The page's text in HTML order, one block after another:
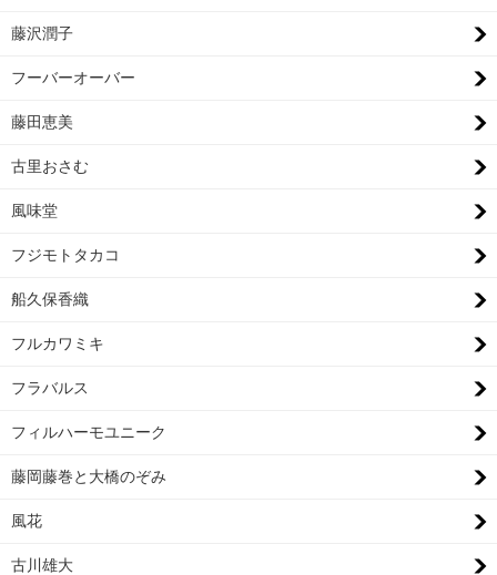
藤沢潤子
フーバーオーバー
藤田恵美
古里おさむ
風味堂
フジモトタカコ
船久保香織
フルカワミキ
フラバルス
フィルハーモユニーク
藤岡藤巻と大橋のぞみ
風花
古川雄大